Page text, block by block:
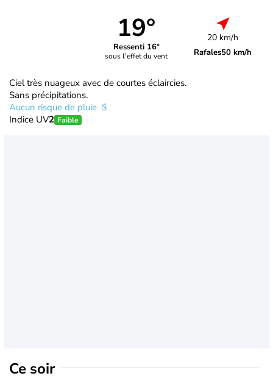
19°
Ressenti 16°
sous l'effet du vent
20 km/h
Rafales50 km/h
Ciel très nuageux avec de courtes éclaircies.
Sans précipitations.
Aucun risque de pluie
Indice UV2 Faible
Ce soir